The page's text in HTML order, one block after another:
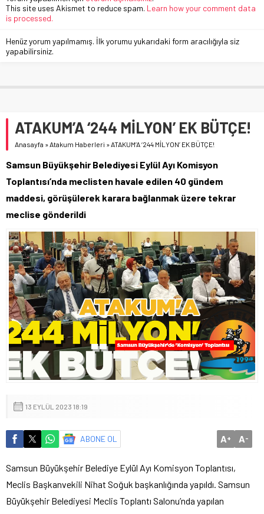
This site uses Akismet to reduce spam. Learn how your comment data
is processed.
Henüz yorum yapılmamış. İlk yorumu yukarıdaki form aracılığıyla siz
yapabilirsiniz.
ATAKUM’A ‘244 MİLYON’ EK BÜTÇE!
Anasayfa » Atakum Haberleri » ATAKUM’A ‘244 MİLYON’ EK BÜTÇE!
Samsun Büyükşehir Belediyesi Eylül Ayı Komisyon
Toplantısı’nda meclisten havale edilen 40 gündem
maddesi, görüşülerek karara bağlanmak üzere tekrar
meclise gönderildi
13 EYLÜL 2023 18:19
ABONE OL A+ A-
Samsun Büyükşehir Belediye Eylül Ayı Komisyon Toplantısı,
Meclis Başkanvekili Nihat Soğuk başkanlığında yapıldı. Samsun
Büyükşehir Belediyesi Meclis Toplantı Salonu’nda yapılan